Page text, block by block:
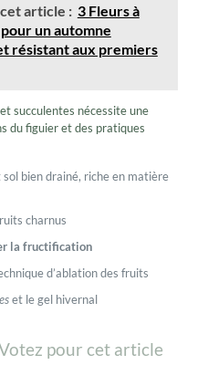
article : 3 Fleurs à
un automne
résistant aux premiers
succulentes nécessite une
du figuier et des pratiques
bien drainé, riche en matière
charnus
la fructification
d’ablation des fruits
et le gel hivernal
pour cet article